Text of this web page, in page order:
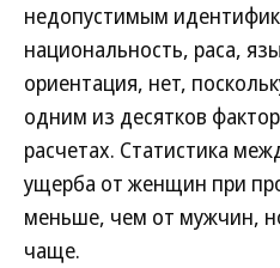
недопустимым
национальность, раса,
ориентация, нет,
одним из десятков
расчетах. Статистика
ущерба от женщин при
меньше, чем от мужчин,
чаще.